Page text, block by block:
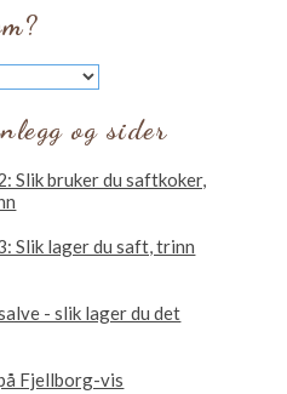
og sider
Slik bruker du saftkoker,
Slik lager du saft, trinn
- slik lager du det
Fjellborg-vis